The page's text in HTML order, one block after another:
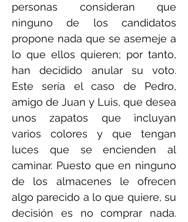
personas consideran que
ninguno de los candidatos
propone nada que se asemeje a
lo que ellos quieren; por tanto,
han decidido anular su voto.
Este sería el caso de Pedro,
amigo de Juan y Luis, que desea
unos zapatos que incluyan
varios colores y que tengan
luces que se encienden al
caminar. Puesto que en ninguno
de los almacenes le ofrecen
algo parecido a lo que quiere, su
decisión es no comprar nada.